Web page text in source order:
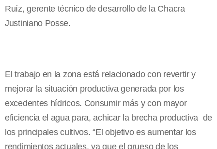
Ruíz, gerente técnico de desarrollo de la Chacra
Justiniano Posse.
El trabajo en la zona está relacionado con revertir y
mejorar la situación productiva generada por los
excedentes hídricos. Consumir más y con mayor
eficiencia el agua para, achicar la brecha productiva de
los principales cultivos. “El objetivo es aumentar los
rendimientos actuales, ya que el grueso de los